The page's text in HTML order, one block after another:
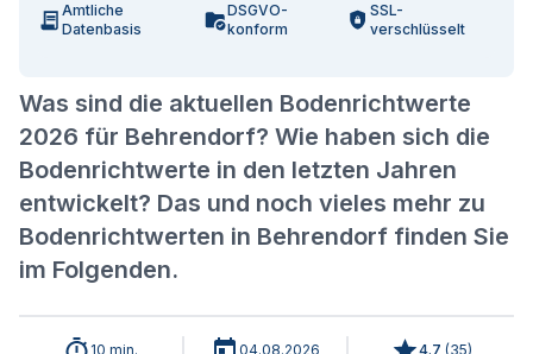
Was sind die aktuellen Bodenrichtwerte
2026 für Behrendorf? Wie haben sich die
Bodenrichtwerte in den letzten Jahren
entwickelt? Das und noch vieles mehr zu
Bodenrichtwerten in Behrendorf finden Sie
im Folgenden.
Amtliche
Datenbasis
DSGVO-
konform
SSL-
verschlüsselt
10 min. 04.08.2026 4.7 (35)